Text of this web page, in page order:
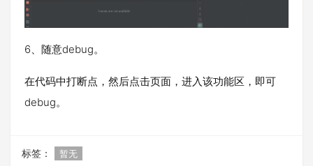
6、随意debug。
在代码中打断点，然后点击页面，进入该功能区，即可
debug。
标签： 暂无